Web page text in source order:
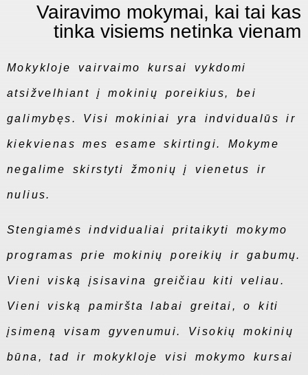
Vairavimo mokymai, kai tai kas
tinka visiems netinka vienam
Mokykloje vairvaimo kursai vykdomi
atsižvelhiant į mokinių poreikius, bei
galimybęs. Visi mokiniai yra indvidualūs ir
kiekvienas mes esame skirtingi. Mokyme
negalime skirstyti žmonių į vienetus ir
nulius.
Stengiamės indvidualiai pritaikyti mokymo
programas prie mokinių poreikių ir gabumų.
Vieni viską įsisavina greičiau kiti veliau.
Vieni viską pamiršta labai greitai, o kiti
įsimeną visam gyvenumui. Visokių mokinių
būna, tad ir mokykloje visi mokymo kursai